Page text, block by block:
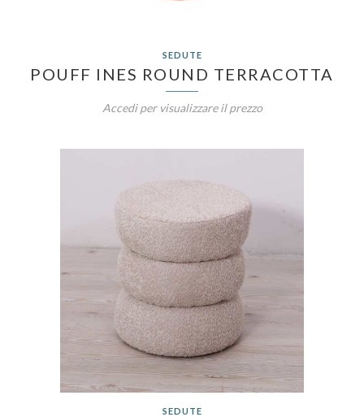
SEDUTE
POUFF INES ROUND TERRACOTTA
Accedi per visualizzare il prezzo
SEDUTE